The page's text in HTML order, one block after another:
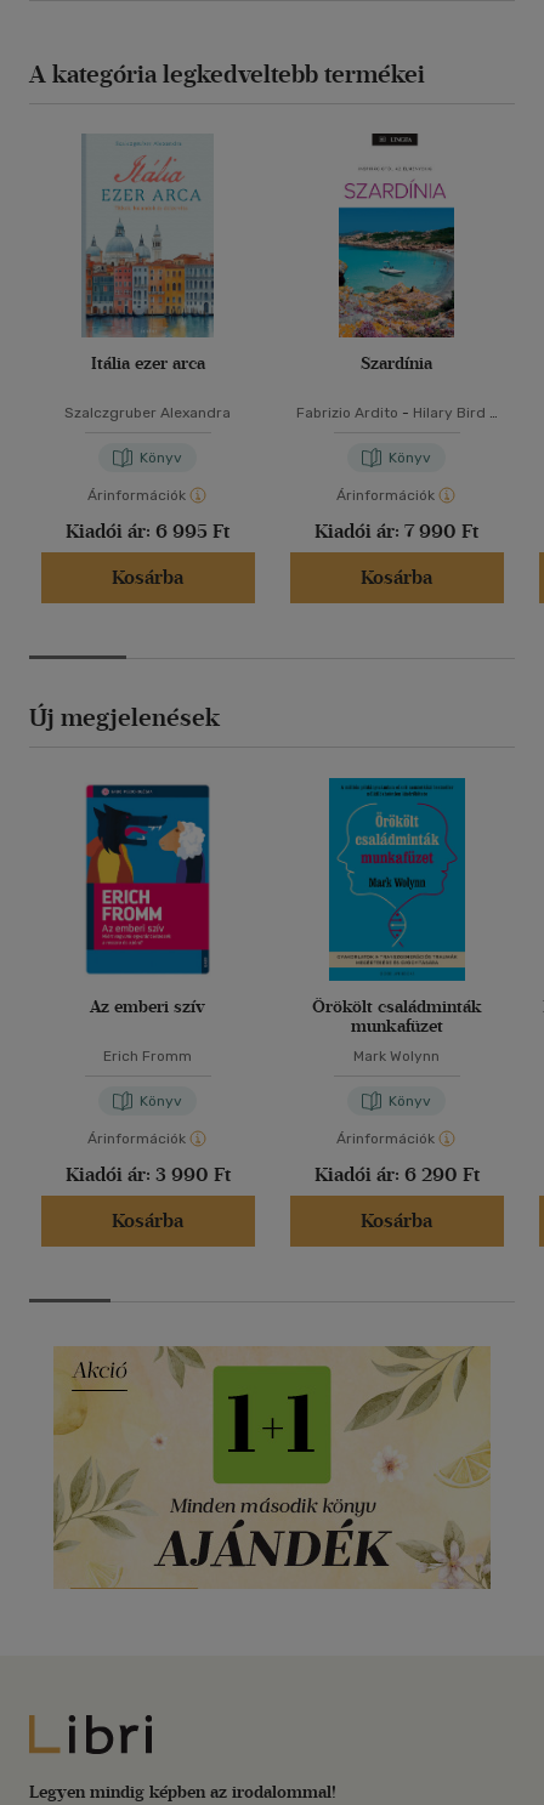
A kategória legkedveltebb termékei
Itália ezer arca
Szalczgruber Alexandra
Könyv
Árinformációk
Kiadói ár: 6 995 Ft
Kosárba
Szardínia
Fabrizio Ardito - Hilary Bird -
Voormei
Könyv
Árinformációk
Kiadói ár: 7 990 Ft
Kosárba
Új megjelenések
Az emberi szív
Erich Fromm
Könyv
Árinformációk
Kiadói ár: 3 990 Ft
Kosárba
Örökölt családminták
munkafüzet
Mark Wolynn
Könyv
Árinformációk
Kiadói ár: 6 290 Ft
Kosárba
Libri
Legyen mindig képben az irodalommal!